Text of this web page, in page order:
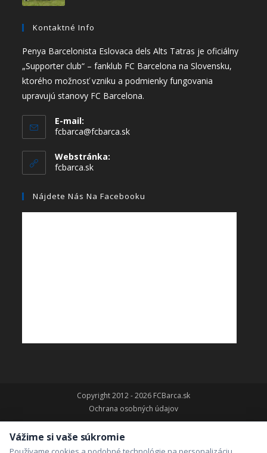
Kontaktné Info
Penya Barcelonista Eslovaca dels Alts Tatras je oficiálny
„Supporter club“ – fanklub FC Barcelona na Slovensku,
ktorého možnosť vzniku a podmienky fungovania
upravujú stanovy FC Barcelona.
E-mail:
fcbarca@fcbarca.sk
Webstránka:
fcbarca.sk
Nájdete Nás Na Facebooku
Copyright 2012 - 2026 FCBarca.sk
Ochrana osobných údajov
Vážime si vaše súkromie